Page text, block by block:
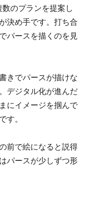
のプランを提案し
決め手です。打ち合
パースを描くのを見
きでパースが描けな
デジタル化が進んだ
にイメージを掴んで
す。
前で絵になると説得
パースが少しずつ形